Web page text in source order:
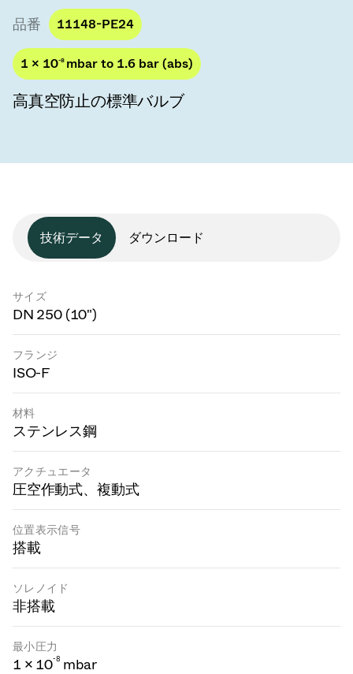
ITER真空バルブカタログ
真空バルブ技術
品番 11148-PE24
1 × 10-8 mbar to 1.6 bar (abs)
高真空防止の標準バルブ
技術データ ダウンロード
サイズ
DN 250 (10")
フランジ
ISO-F
材料
ステンレス鋼
アクチュエータ
圧空作動式、複動式
位置表示信号
搭載
ソレノイド
非搭載
最小圧力
1 × 10-8 mbar